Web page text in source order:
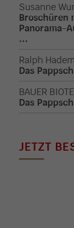
Susanne
Broschüren
Panorama-
...
Ralph Hadem
Das
BAUER
Das
JETZT